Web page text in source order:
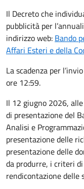
Il Decreto che
pubblicità per
indirizzo web: Bando
Affari Esteri e della
La scadenza per
ore 12:59.
Il 12 giugno 2026,
di presentazione del
Analisi e
presentazione delle
presentazione delle
da produrre, i criteri
rendicontazione delle